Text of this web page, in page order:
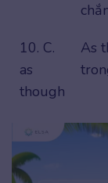
10. C.
as
though
As